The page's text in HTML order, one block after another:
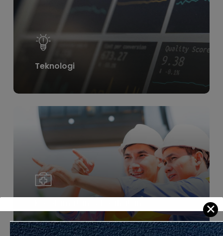
Teknologi
✕